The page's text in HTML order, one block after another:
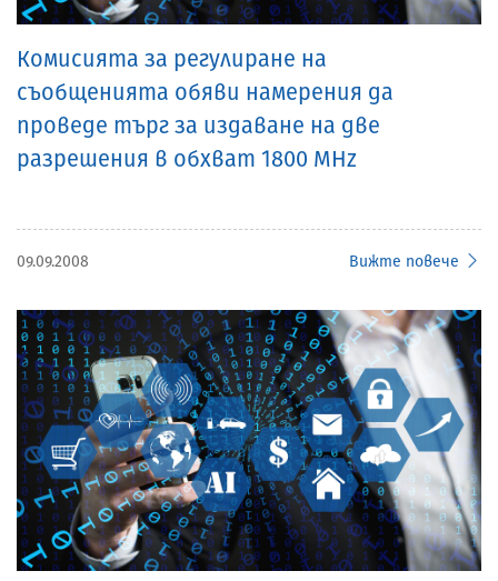
Комисията за регулиране на
съобщенията обяви намерения да
проведе търг за издаване на две
разрешения в обхват 1800 MHz
09.09.2008 Вижте повече